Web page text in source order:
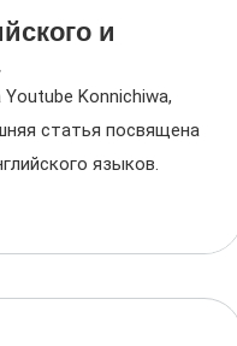
и
Konnichiwa,
статья посвящена
языков.